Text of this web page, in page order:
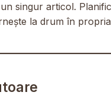
singur articol.
la drum în